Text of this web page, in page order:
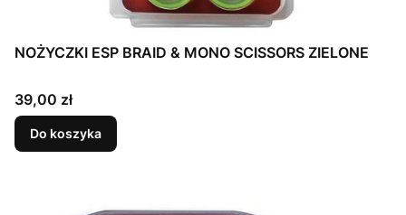
NOŻYCZKI ESP BRAID & MONO SCISSORS ZIELONE
Cena
39,00 zł
Do koszyka